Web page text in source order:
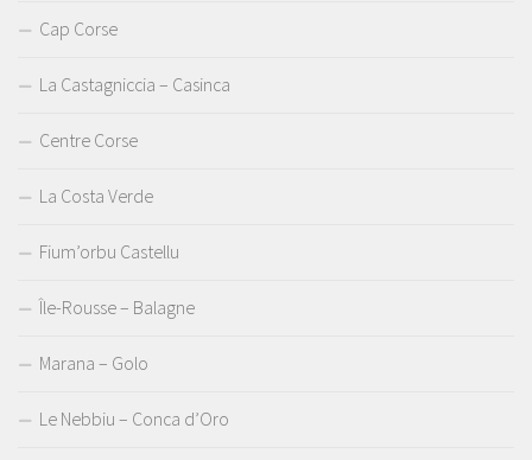
Cap Corse
La Castagniccia – Casinca
Centre Corse
La Costa Verde
Fium’orbu Castellu
Île-Rousse – Balagne
Marana – Golo
Le Nebbiu – Conca d’Oro